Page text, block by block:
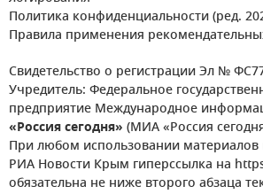
Политика конфиденциальности (ред.
Правила применения
Свидетельство о регистрации Эл №
Учредитель: Федеральное
предприятие Международное
«Россия сегодня» (МИА «Россия
При любом использовании материалов
РИА Новости Крым гиперссылка на
обязательна не ниже второго абзаца